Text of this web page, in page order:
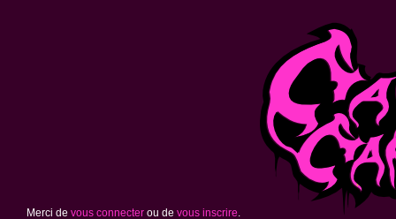
Merci de vous connecterou de vous inscrire